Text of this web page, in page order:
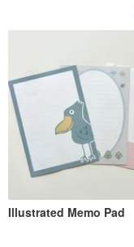
Illustrated Memo Pad